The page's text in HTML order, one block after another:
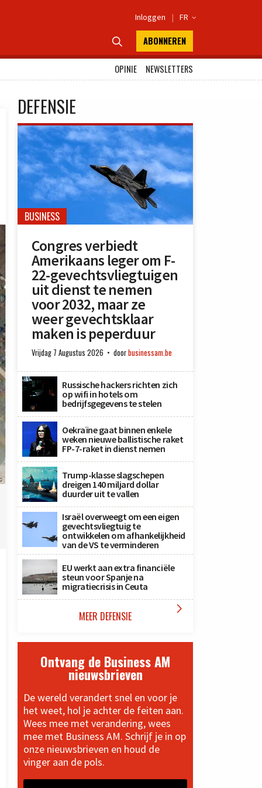
Inloggen | FR 
 ABONNEREN
OPINIE
NEWSLETTERS
DEFENSIE
BUSINESS
Congres verbiedt
Amerikaans leger om F-
22-gevechtsvliegtuigen
uit dienst te nemen
voor 2032, maar ze
weer gevechtsklaar
maken is peperduur
Vrijdag 7 Augustus 2026 doorbusinessam.be
Russische hackers richten zich
op wifi in hotels om
bedrijfsgegevens te stelen
Oekraïne gaat binnen enkele
weken nieuwe ballistische raket
FP-7-raket in dienst nemen
Trump-klasse slagschepen
dreigen 140 miljard dollar
duurder uit te vallen
Israël overweegt om een eigen
gevechtsvliegtuig te
ontwikkelen om afhankelijkheid
van de VS te verminderen
EU werkt aan extra financiële
steun voor Spanje na
migratiecrisis in Ceuta
MEER DEFENSIE 
Ontvang de Business AM
nieuwsbrieven
De wereld verandert snel en voor je
het weet, hol je achter de feiten aan.
Wees mee met verandering, wees
mee met Business AM. Schrijf je in op
onze nieuwsbrieven en houd de
vinger aan de pols.